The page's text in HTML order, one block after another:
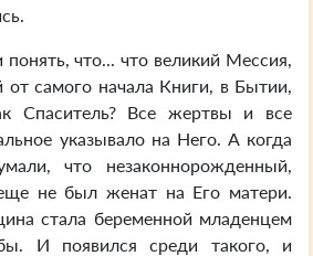
что... что великий Мессия,
от самого начала Книги, в Бытии,
Спаситель? Все жертвы и все
указывало на Него. А когда
что незаконнорожденный,
не был женат на Его матери.
стала беременной младенцем
И появился среди такого, и